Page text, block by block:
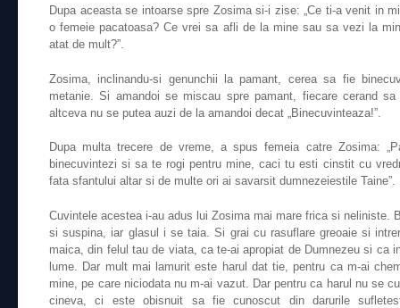
Dupa aceasta se intoarse spre Zosima si-i zise: „Ce ti-a venit in
o femeie pacatoasa? Ce vrei sa afli de la mine sau sa vezi la
atat de mult?”.
Zosima, inclinandu-si genunchii la pamant, cerea sa fie
metanie. Si amandoi se miscau spre pamant, fiecare cerand
altceva nu se putea auzi de la amandoi decat „Binecuvinteaza!”.
Dupa multa trecere de vreme, a spus femeia catre Zosima:
binecuvintezi si sa te rogi pentru mine, caci tu esti cinstit cu
fata sfantului altar si de multe ori ai savarsit dumnezeiestile Taine”.
Cuvintele acestea i-au adus lui Zosima mai mare frica si neliniste.
si suspina, iar glasul i se taia. Si grai cu rasuflare greoaie si
maica, din felul tau de viata, ca te-ai apropiat de Dumnezeu si ca
lume. Dar mult mai lamurit este harul dat tie, pentru ca m-ai
mine, pe care niciodata nu m-ai vazut. Dar pentru ca harul nu se
cineva, ci este obisnuit sa fie cunoscut din darurile